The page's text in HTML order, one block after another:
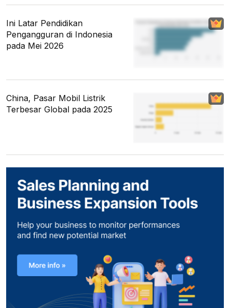
Ini Latar Pendidikan
Pengangguran di Indonesia
pada Mei 2026
China, Pasar Mobil Listrik
Terbesar Global pada 2025